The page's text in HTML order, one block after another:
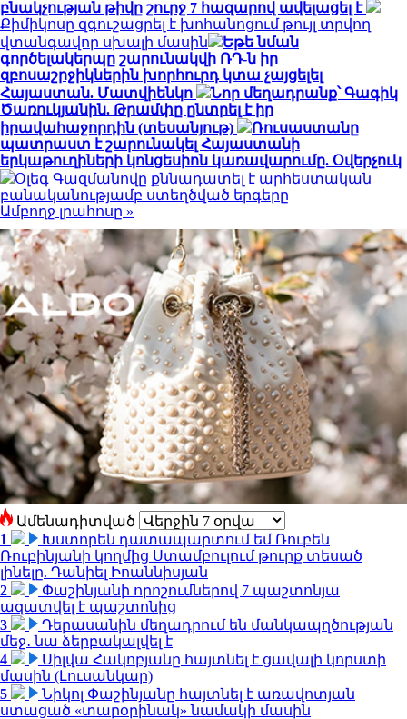
բնակչության թիվը շուրջ 7 հազարով ավելացել է
Քիմիկոսը զգուշացրել է խոհանոցում թույլ տրվող
վտանգավոր սխալի մասին
Եթե նման
գործելակերպը շարունակվի ՌԴ-ն իր
զբոսաշրջիկներին խորհուրդ կտա չայցելել
Հայաստան. Մատվիենկո
Նոր մեղադրանք՝ Գագիկ
Ծառուկյանին. Թրամփը ընտրել է իր
իրավահաջորդին (տեսանյութ)
Ռուսաստանը
պատրաստ է շարունակել Հայաստանի
երկաթուղիների կոնցեսիոն կառավարումը. Օվերչուկ
Օլեգ Գազմանովը քննադատել է արհեստական
բանականությամբ ստեղծված երգերը
Ամբողջ լրահոսը »
Ամենադիտված
1
Խստորեն դատապարտում եմ Ռուբեն
Ռուբինյանի կողմից Ստամբուլում թուրք տեսած
լինելը. Դանիել Իոաննիսյան
2
Փաշինյանի որոշումներով 7 պաշտոնյա
ազատվել է պաշտոնից
3
Դերասանին մեղադրում են մանկապղծության
մեջ․ նա ձերբակալվել է
4
Սիլվա Հակոբյանը հայտնել է ցավալի կորստի
մասին (Լուսանկար)
5
Նիկոլ Փաշինյանը հայտնել է առավոտյան
ստացած «տարօրինակ» նամակի մասին